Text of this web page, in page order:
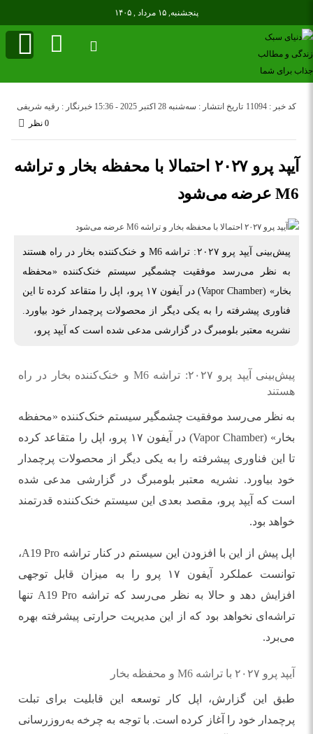
پنجشنبه, ۱۵ مرداد , ۱۴۰۵
تاریخ انتشار : سه‌شنبه 28 اکتبر 2025 - 15:36 خبرنگار : رقیه شریفی
کد خبر : 11094
0 نظر
آیپد پرو ۲۰۲۷ احتمالا با محفظه بخار و تراشه
M6 عرضه می‌شود
پیش‌بینی آیپد پرو ۲۰۲۷: تراشه M6 و خنک‌کننده بخار در راه هستند
به نظر می‌رسد موفقیت چشمگیر سیستم خنک‌کننده «محفظه
بخار» (Vapor Chamber) در آیفون ۱۷ پرو، اپل را متقاعد کرده تا این
فناوری پیشرفته را به یکی دیگر از محصولات پرچمدار خود بیاورد.
نشریه معتبر بلومبرگ در گزارشی مدعی شده است که آیپد پرو،
پیش‌بینی آیپد پرو ۲۰۲۷: تراشه M6 و خنک‌کننده بخار در راه
هستند
به نظر می‌رسد موفقیت چشمگیر سیستم خنک‌کننده «محفظه
بخار» (Vapor Chamber) در آیفون ۱۷ پرو، اپل را متقاعد کرده
تا این فناوری پیشرفته را به یکی دیگر از محصولات پرچمدار
خود بیاورد. نشریه معتبر بلومبرگ در گزارشی مدعی شده
است که آیپد پرو، مقصد بعدی این سیستم خنک‌کننده قدرتمند
خواهد بود.
اپل پیش از این با افزودن این سیستم در کنار تراشه A19 Pro،
توانست عملکرد آیفون ۱۷ پرو را به میزان قابل توجهی
افزایش دهد و حالا به نظر می‌رسد که تراشه A19 Pro تنها
تراشه‌ای نخواهد بود که از این مدیریت حرارتی پیشرفته بهره
می‌برد.
آیپد پرو ۲۰۲۷ با تراشه M6 و محفظه بخار
طبق این گزارش، اپل کار توسعه این قابلیت برای تبلت
پرچمدار خود را آغاز کرده است. با توجه به چرخه به‌روزرسانی